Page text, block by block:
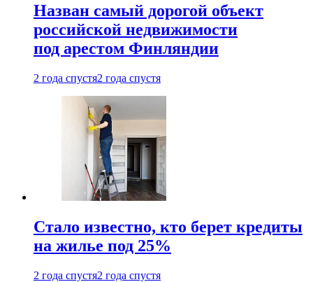
Назван самый дорогой объект
российской недвижимости
под арестом Финляндии
2 года спустя2 года спустя
Стало известно, кто берет кредиты
на жилье под 25%
2 года спустя2 года спустя